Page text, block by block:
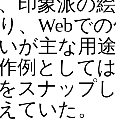
、Webで
が主な用
例として
スナップ
ていた。